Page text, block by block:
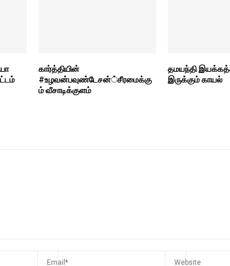
கார்த்தியின்
#உழவன்பவுண்டேசன்்சீரமைக்கு
ம் வீசாடிக்குளம்
தமயந்தி
இருக்கும் காயல்